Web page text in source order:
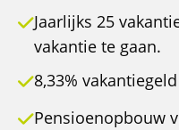
Jaarlijks 25
vakantie te gaan.
8,33%
Pensioenopbouw